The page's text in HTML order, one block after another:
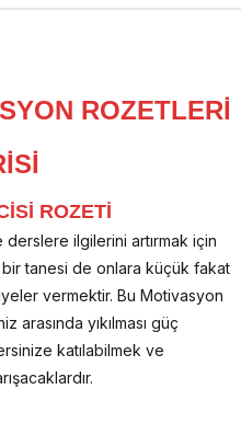
ROZETLERİ
ROZETİ
ilgilerini artırmak için
tanesi de onlara küçük fakat
vermektir. Bu Motivasyon
yıkılması güç
katılabilmek ve